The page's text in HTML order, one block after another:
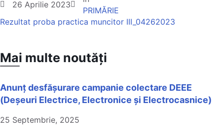
26 Aprilie 2023
PRIMĂRIE
Rezultat proba practica muncitor III_04262023
Mai multe noutăți
Anunț desfășurare campanie colectare DEEE
(Deșeuri Electrice, Electronice și Electrocasnice)
25 Septembrie, 2025